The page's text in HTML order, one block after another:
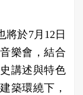
將於7月12日
樂會，結合
講述與特色
築環繞下，